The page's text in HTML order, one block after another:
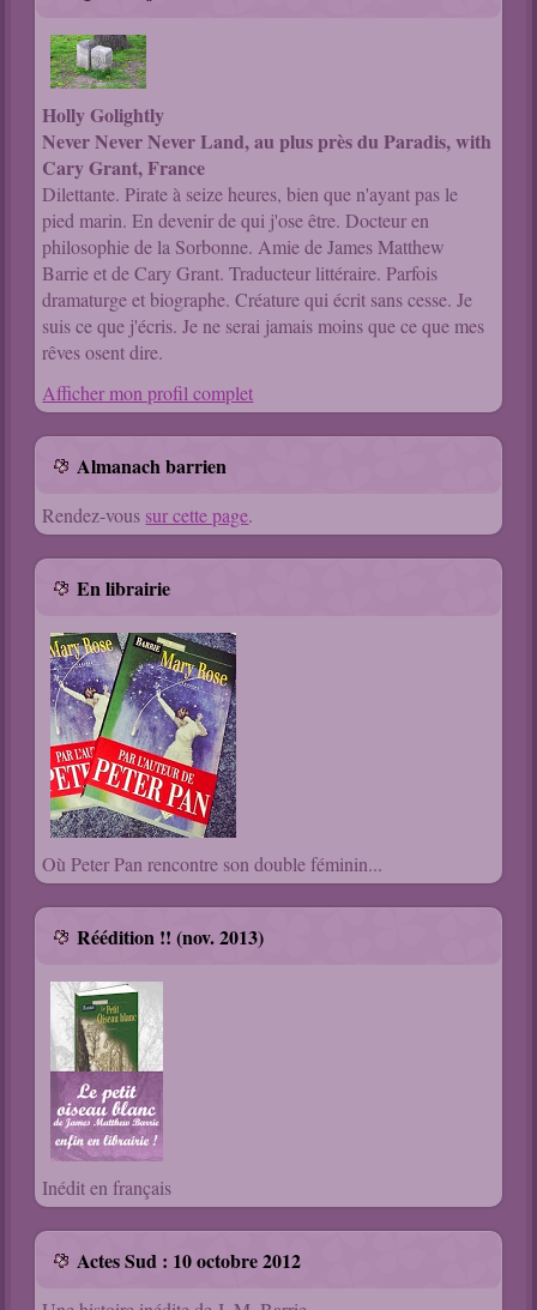
Holly Golightly
Never Never Never Land, au plus près du Paradis, with
Cary Grant, France
Dilettante. Pirate à seize heures, bien que n'ayant pas le
pied marin. En devenir de qui j'ose être. Docteur en
philosophie de la Sorbonne. Amie de James Matthew
Barrie et de Cary Grant. Traducteur littéraire. Parfois
dramaturge et biographe. Créature qui écrit sans cesse. Je
suis ce que j'écris. Je ne serai jamais moins que ce que mes
rêves osent dire.
Afficher mon profil complet
Almanach barrien
Rendez-vous sur cette page.
En librairie
Où Peter Pan rencontre son double féminin...
Réédition !! (nov. 2013)
Inédit en français
Actes Sud : 10 octobre 2012